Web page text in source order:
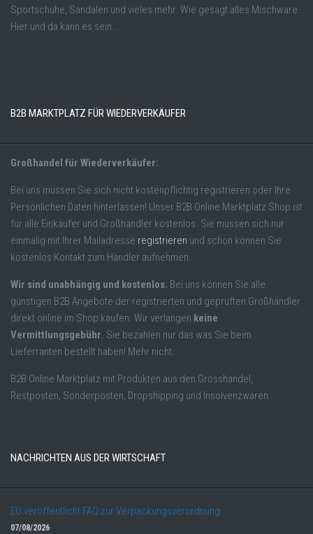
Sportschuhe, Sandalen und vieles mehr. Wie gesagt alles Mischware.
Hier und da kann es sein ...
B2B MARKTPLATZ FÜR WIEDERVERKÄUFER
Großhandel für Wiederverkäufer:
Bei uns müssen Sie sich nicht kostenpflichtig registrieren oder Ihre
Persönlichen Daten hinterlassen! Unser B2B Online Marktplatz Shop ist
für alle Einkäufer und Großhändler kostenlos. Sie müssen sich nur
einmalig mit Ihrer Mailadresse registrieren und schon können Sie
kostenlos Kontakt zum Händler aufnehmen.
Wir sind unabhängig und kostenlos. Bei uns können Sie alle
günstigen B2B Angebote der registrierten und geprüften Großhändler
direkt online im Shop kaufen. Wir verlangen keine
Vermittlungsgebühr. Sie bezahlen nur das was Sie beim
Lieferranten bestellt haben! Mehr nicht.
B2B Online Marktplatz mit Produkten aus den Grosshandel,
Restposten, Sonderposten, Dropshipping und Insolvenzwaren.
NACHRICHTEN AUS DER WIRTSCHAFT
EU veröffentlicht FAQ zur Verpackungsverordnung
07/08/2026